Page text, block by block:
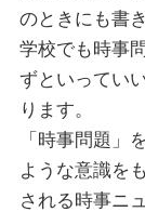
のときにも書
学校でも時事
ずといってい
ります。
「時事問題」
ような意識を
される時事ニ